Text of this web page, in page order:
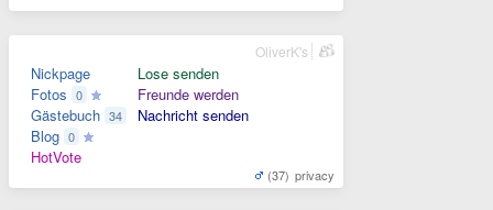
Nickpage
Fotos 0
Gästebuch 34
Blog 0
HotVote
Lose senden
Freunde werden
Nachricht senden
(37) privacy
OliverK's